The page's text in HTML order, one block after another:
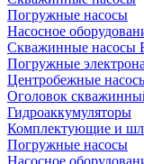
Погружные насосы
Насосное
Скважинные насосы
Погружные
Центробежные
Оголовок
Гидроаккумуляторы
Комплектующие и
Погружные насосы
Насосное